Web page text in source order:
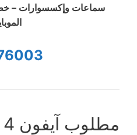
سماعات وإكسسوارات –
مطلوب آيفون 4 اس